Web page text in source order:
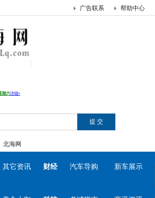
帮助中心
广告联系
北海网
其它资讯 财经 汽车导购 新车展示